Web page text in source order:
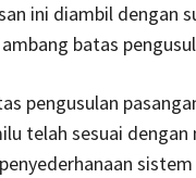
ini diambil dengan
batas
pengusulan
telah sesuai